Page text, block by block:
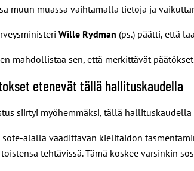
muun muassa vaihtamalla tietoja ja
Wille Rydman (ps.) päätti, että
mahdollistaa sen, että merkittävät
etenevät tällä hallituskaudella
siirtyi myöhemmäksi, tällä
alalla vaadittavan kielitaidon
tehtävissä. Tämä koskee varsinkin